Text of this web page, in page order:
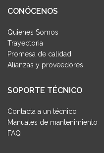
CONÓCENOS
Quienes Somos
Trayectoria
Promesa de calidad
Alianzas y proveedores
SOPORTE TÉCNICO
Contacta a un técnico
Manuales de mantenimiento
FAQ